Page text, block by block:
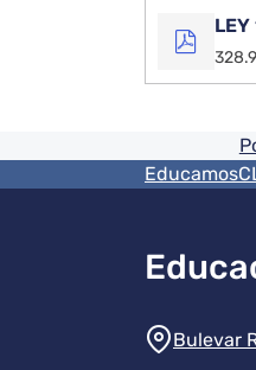
Pie de
Menú
Bulevar